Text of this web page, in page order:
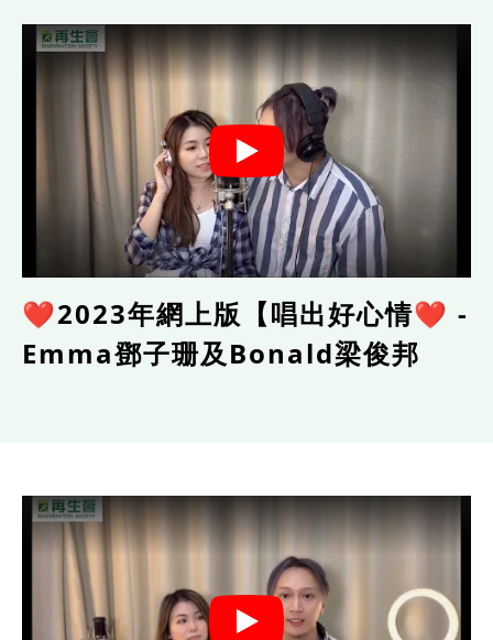
❤️2023年網上版【唱出好心情❤️ -
Emma鄧子珊及Bonald梁俊邦